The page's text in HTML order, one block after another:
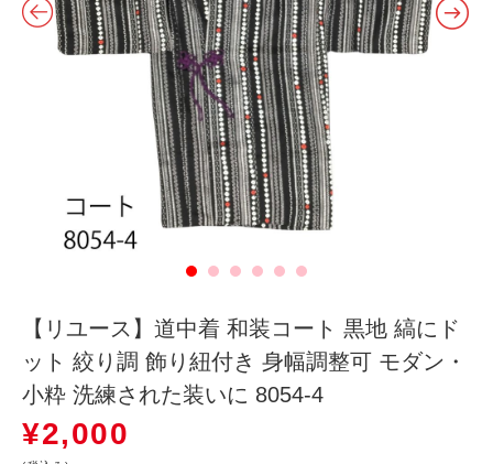
【リユース】道中着 和装コート 黒地 縞にド
ット 絞り調 飾り紐付き 身幅調整可 モダン・
小粋 洗練された装いに 8054-4
¥2,000